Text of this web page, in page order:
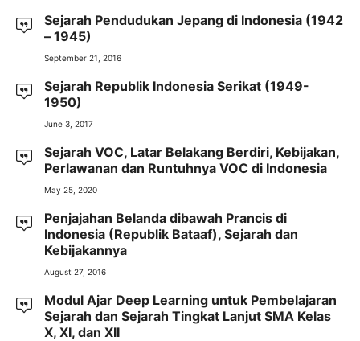
Sejarah Pendudukan Jepang di Indonesia (1942
– 1945)
September 21, 2016
Sejarah Republik Indonesia Serikat (1949-
1950)
June 3, 2017
Sejarah VOC, Latar Belakang Berdiri, Kebijakan,
Perlawanan dan Runtuhnya VOC di Indonesia
May 25, 2020
Penjajahan Belanda dibawah Prancis di
Indonesia (Republik Bataaf), Sejarah dan
Kebijakannya
August 27, 2016
Modul Ajar Deep Learning untuk Pembelajaran
Sejarah dan Sejarah Tingkat Lanjut SMA Kelas
X, XI, dan XII